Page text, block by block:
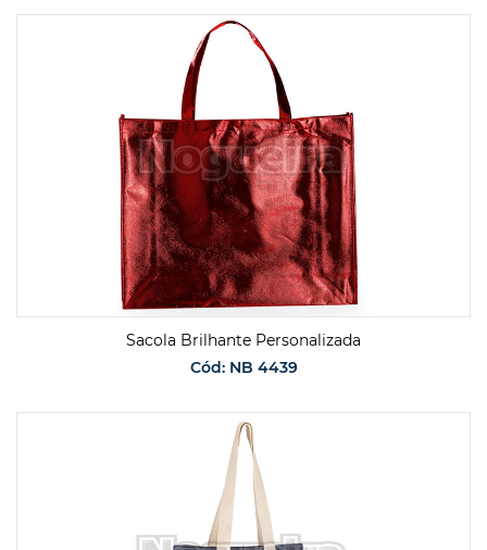
SOLICITAR ORÇAMENTO
Sacola Brilhante Personalizada
Cód: NB 4439
SOLICITAR ORÇAMENTO